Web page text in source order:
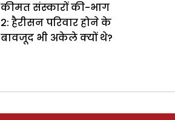
कीमत संस्कारों की-भाग
2: हैरीसन परिवार होने के
बावजूद भी अकेले क्यों थे?